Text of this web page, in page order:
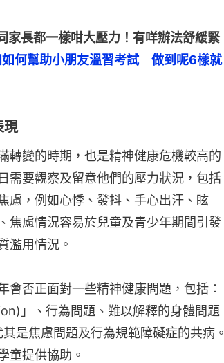
同家長都一樣咁大壓力！有咩辦法舒緩緊
何幫助小朋友溫習考試　做到呢6樣就
現
轉變的時期，也是精神健康危機較高的
需要觀察及留意他們的壓力狀況，包括
慮，例如心悸、發抖、手心出汗、眩
焦慮情況容易於兒童及青少年期間引發
濫用情況。
否正面對一些精神健康問題，包括︰
」、行為問題、難以解釋的身體問題
是焦慮問題及行為規範障礙症的共病。
童提供協助。